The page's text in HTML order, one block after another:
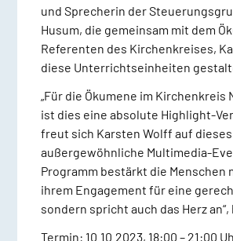
und Sprecherin der
Husum, die gemeinsam mit dem
Referenten des Kirchenkreises,
diese Unterrichtseinheiten
„Für die Ökumene im Kirchenkreis
ist dies eine absolute Highlight-
freut sich Karsten Wolff auf dieses
außergewöhnliche Multimedia-
Programm bestärkt die Menschen
ihrem Engagement für eine
sondern spricht auch das Herz
Termin: 10.10.2023, 18:00 – 21:00